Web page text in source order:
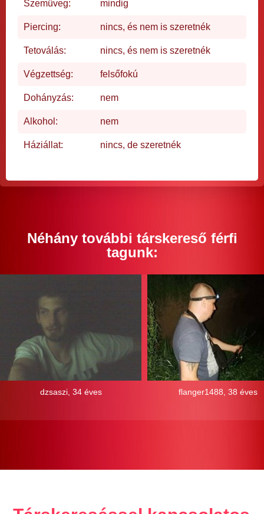
Szemüveg: mindig
Piercing: nincs, és nem is szeretnék
Tetoválás: nincs, és nem is szeretnék
Végzettség: felsőfokú
Dohányzás: nem
Alkohol: nem
Háziállat: nincs, de szeretnék
Néhány további társkereső férfi
tagunk:
dzsaszi, 34 éves flanger1488, 38 éves